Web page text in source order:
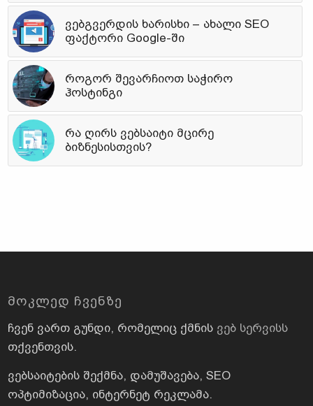
ვებგვერდის ხარისხი – ახალი SEO
ფაქტორი Google-ში
როგორ შევარჩიოთ საჭირო
ჰოსტინგი
რა ღირს ვებსაიტი მცირე
ბიზნესისთვის?
ᲛᲝᲙᲚᲔᲓ ᲩᲕᲔᲜᲖᲔ
ჩვენ ვართ გუნდი, რომელიც ქმნის ვებ სერვისს
თქვენთვის.
ვებსაიტების შექმნა, დამუშავება, SEO
ოპტიმიზაცია, ინტერნეტ რეკლამა.